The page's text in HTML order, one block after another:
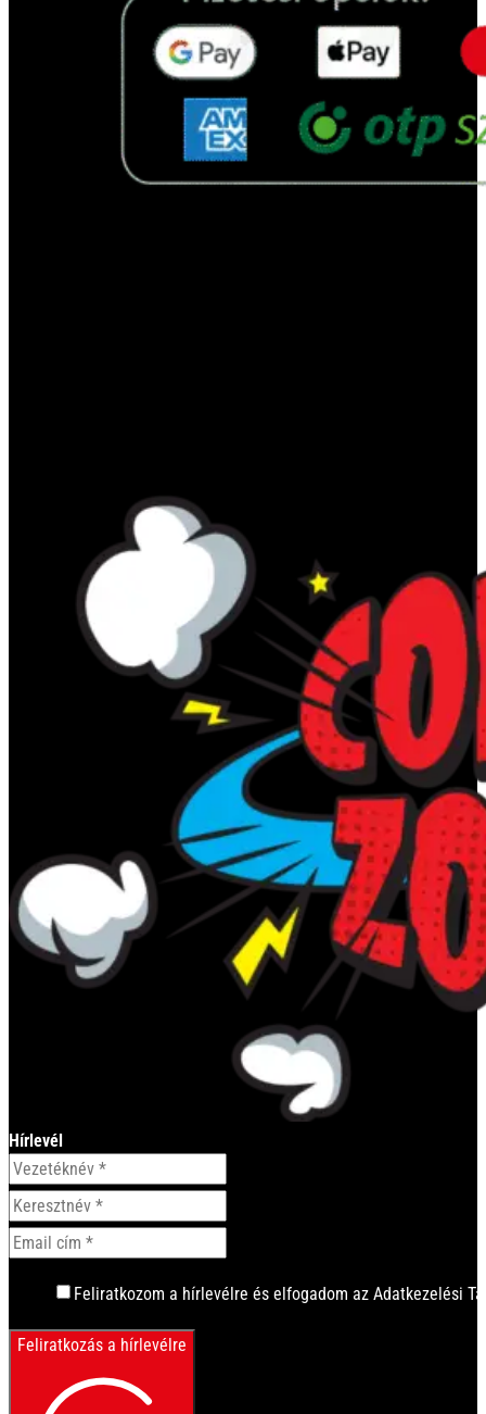
Hírlevél
Feliratkozom a hírlevélre és elfogadom az Adatkezelési
Feliratkozás a hírlevélre